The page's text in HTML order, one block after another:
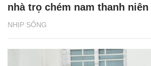
NHỊP SỐNG
nhà trọ chém nam thanh